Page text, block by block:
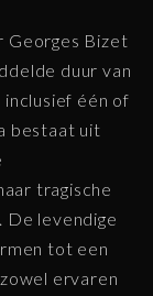
Georges Bizet
duur van
één of
bestaat uit
tragische
De levendige
tot een
ervaren